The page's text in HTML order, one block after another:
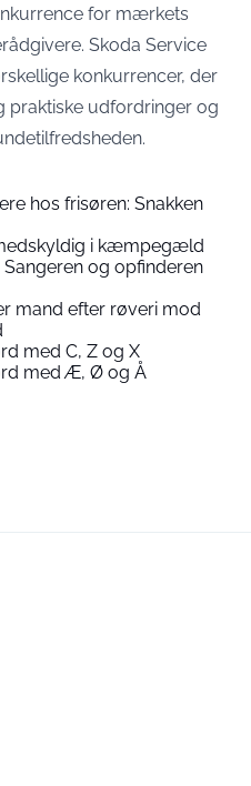
for mærkets
Skoda Service
konkurrencer, der
praktiske udfordringer og
hos frisøren: Snakken
i kæmpegæld
og opfinderen
mand efter røveri mod
med C, Z og X
med Æ, Ø og Å